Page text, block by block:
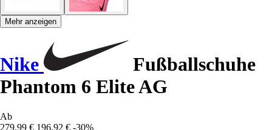
Mehr anzeigen
Nike
Fußballschuhe
Phantom 6 Elite AG
Ab
279,99 € 196,92 € -30%